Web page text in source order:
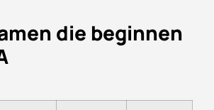
die beginnen